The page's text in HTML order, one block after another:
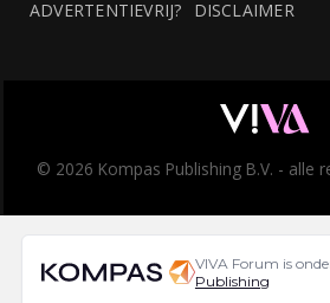
ADVERTENTIEVRIJ? DISCLAIMER
© 2026 Kompas Publishing B.V. - alle
VIVA Forum is
Publishing